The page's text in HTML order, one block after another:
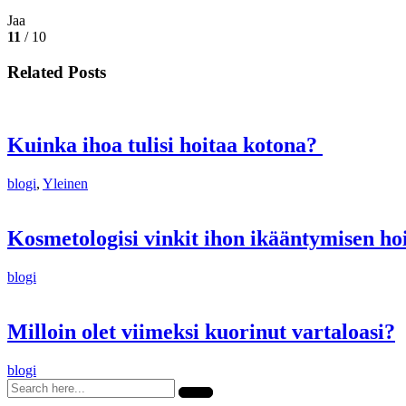
Jaa
11 / 10
Related Posts
Kuinka ihoa tulisi hoitaa kotona?
blogi, Yleinen
Kosmetologisi vinkit ihon ikääntymisen
blogi
Milloin olet viimeksi kuorinut vartaloasi?
blogi